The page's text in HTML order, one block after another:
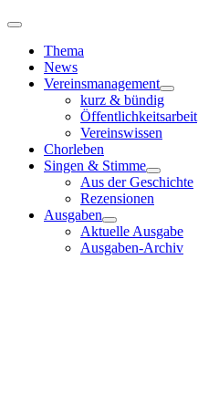
Toggle
NavigationThema
News
Vereinsmanagement
kurz & bündig
Öffentlichkeitsarbeit
Vereinswissen
Chorleben
Singen & Stimme
Aus der Geschichte
Rezensionen
Ausgaben
Aktuelle Ausgabe
Ausgaben-Archiv